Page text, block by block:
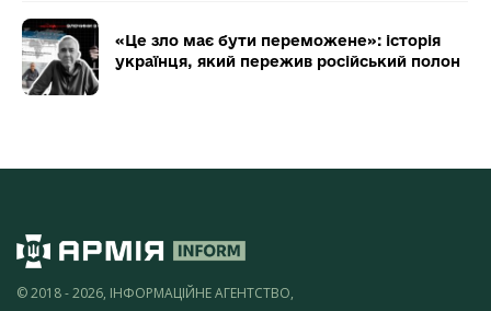
«Це зло має бути переможене»: історія
українця, який пережив російський полон
© 2018 - 2026, ІНФОРМАЦІЙНЕ АГЕНТСТВО,